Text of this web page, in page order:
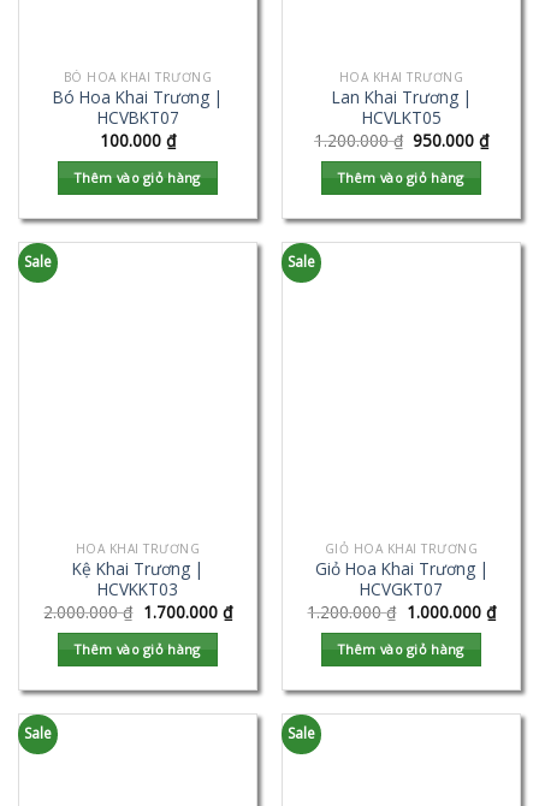
BÓ HOA KHAI TRƯƠNG
Bó Hoa Khai Trương |
HCVBKT07
100.000 ₫
Thêm vào giỏ hàng
HOA KHAI TRƯƠNG
Lan Khai Trương |
HCVLKT05
1.200.000₫ 950.000₫
Thêm vào giỏ hàng
Sale
HOA KHAI TRƯƠNG
Kệ Khai Trương |
HCVKKT03
2.000.000₫ 1.700.000 ₫
Thêm vào giỏ hàng
Sale
GIỎ HOA KHAI TRƯƠNG
Giỏ Hoa Khai Trương |
HCVGKT07
1.200.000₫ 1.000.000 ₫
Thêm vào giỏ hàng
Sale Sale